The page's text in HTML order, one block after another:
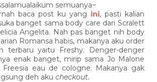
semuanya~
baca post ku yang ini, pasti kalian
banget sama body care dari Scralett
Angelita. Nah pas banget nih body
Romansa habis, makanya aku order
terbaru yaitu Freshy. Denger-denger
enak banget, mirip sama Jo Malone
eau de cologne. Makanya gak
deh aku checkout.